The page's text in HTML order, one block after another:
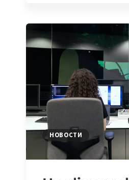
HUB
ЗА
2022
ГОД
НОВОСТИ